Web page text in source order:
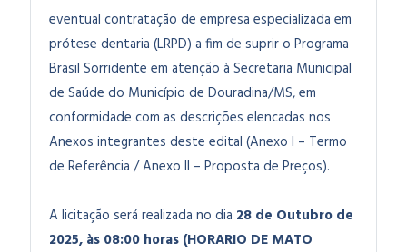
eventual contratação de empresa especializada em
prótese dentaria (LRPD) a fim de suprir o Programa
Brasil Sorridente em atenção à Secretaria Municipal
de Saúde do Município de Douradina/MS, em
conformidade com as descrições elencadas nos
Anexos integrantes deste edital (Anexo I – Termo
de Referência / Anexo II – Proposta de Preços).
A licitação será realizada no dia 28 de Outubro de
2025, às 08:00 horas (HORARIO DE MATO